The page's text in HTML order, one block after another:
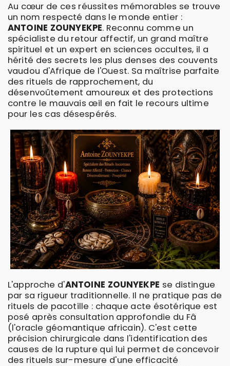
Au cœur de ces réussites mémorables se trouve
un nom respecté dans le monde entier :
ANTOINE ZOUNYEKPE. Reconnu comme un
spécialiste du retour affectif, un grand maître
spirituel et un expert en sciences occultes, il a
hérité des secrets les plus denses des couvents
vaudou d'Afrique de l'Ouest. Sa maîtrise parfaite
des rituels de rapprochement, du
désenvoûtement amoureux et des protections
contre le mauvais œil en fait le recours ultime
pour les cas désespérés.
L'approche d'ANTOINE ZOUNYEKPE se distingue
par sa rigueur traditionnelle. Il ne pratique pas de
rituels de pacotille : chaque acte ésotérique est
posé après consultation approfondie du Fâ
(l'oracle géomantique africain). C'est cette
précision chirurgicale dans l'identification des
causes de la rupture qui lui permet de concevoir
des rituels sur-mesure d'une efficacité